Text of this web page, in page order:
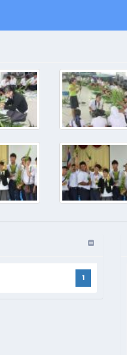
1